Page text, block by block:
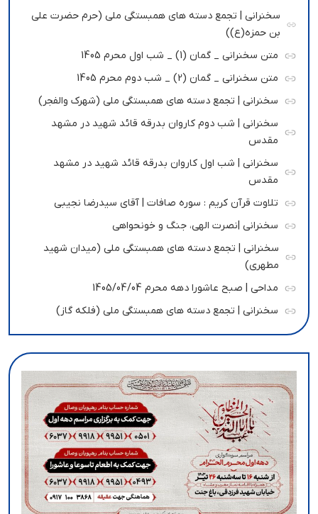
سخنرانی | تجمع دسته های همبستگی ملی (حرم حضرت علی
بن حمزه(ع))
متن سخنرانی _ گمان (1) _ شب اول محرم 1405
متن سخنرانی _ گمان (2) _ شب دوم محرم 1405
سخنرانی | تجمع دسته های همبستگی ملی (شهرک والفجر)
سخنرانی | شب دوم کاروان بدرقه قائد شهید در مشهد
مقدس
سخنرانی | شب اول کاروان بدرقه قائد شهید در مشهد
مقدس
تلاوت قرآن کریم : سوره صافات | آقای سیدرضا نجیبی
سخنرانی |نصرت الهی، جنگ و خونحواهی
سخنرانی | تجمع دسته های همبستگی ملی (میدان شهید
مطهری)
مداحی | صبح عاشورا دهه محرم 1405/04/04
سخنرانی | تجمع دسته های همبستگی ملی (فلکه گاز)